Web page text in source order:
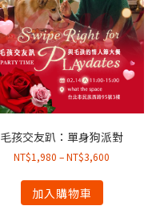
毛孩交友趴：單身狗派對
NT$1,980 –NT$3,600
加入購物車